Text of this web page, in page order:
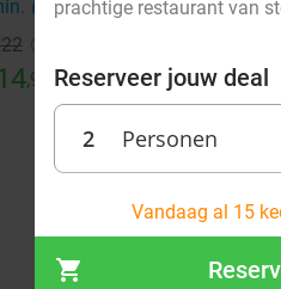
directions_car
,95
Verkocht: 42
prachtige restaurant van
Reserveer jouw deal
2 Personen
Vandaag al 15